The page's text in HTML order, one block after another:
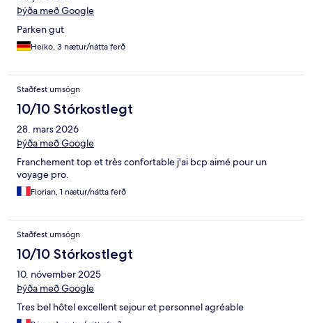
Þýða með Google
Parken gut
Heiko, 3 nætur/nátta ferð
Staðfest umsögn
10/10 Stórkostlegt
28. mars 2026
Þýða með Google
Franchement top et très confortable j'ai bcp aimé pour un
voyage pro.
Florian, 1 nætur/nátta ferð
Staðfest umsögn
10/10 Stórkostlegt
10. nóvember 2025
Þýða með Google
Tres bel hôtel excellent sejour et personnel agréable